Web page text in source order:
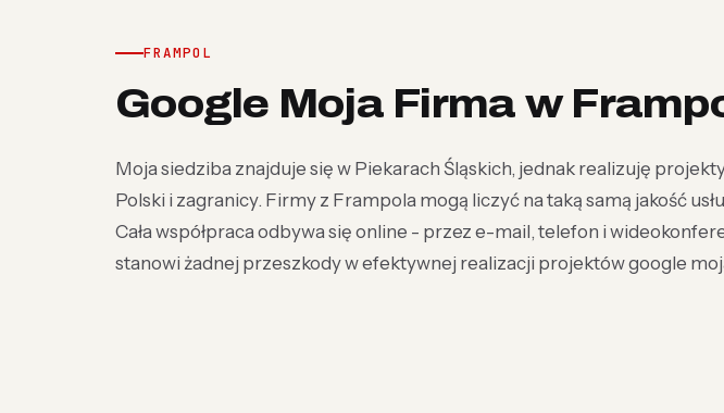
FRAMPOL
Google Moja Firma w
Moja siedziba znajduje się w Piekarach Śląskich, jednak realizuję
Polski i zagranicy. Firmy z Frampola mogą liczyć na taką samą jakość
Cała współpraca odbywa się online - przez e-mail, telefon i
stanowi żadnej przeszkody w efektywnej realizacji projektów google